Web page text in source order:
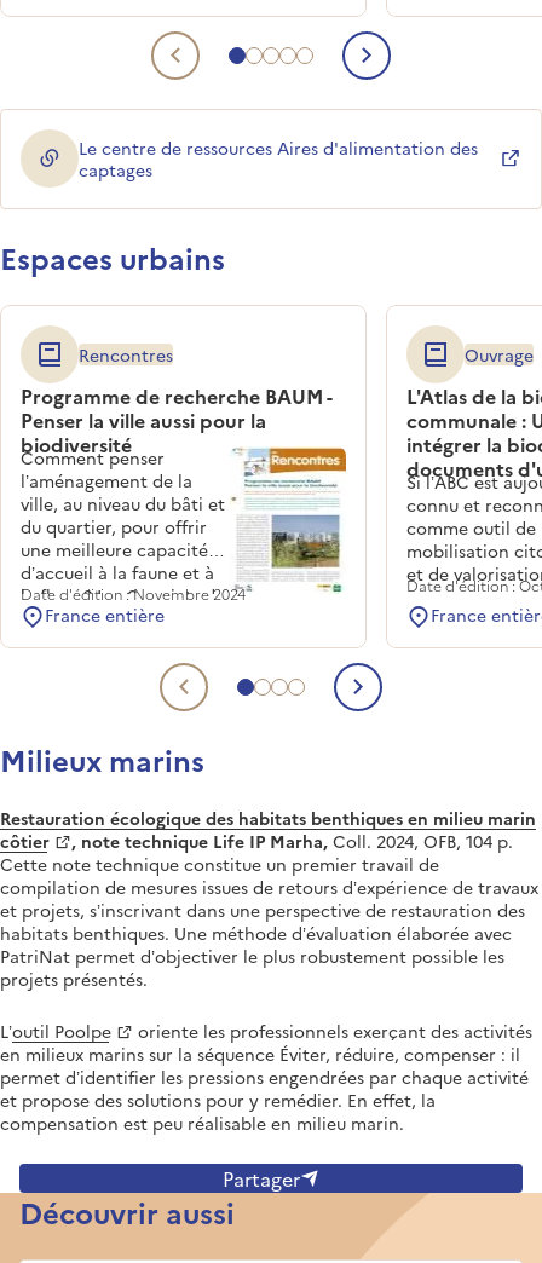
Aller au contenu 1
Aller au contenu 2
Aller au contenu 3
Aller au contenu 4
Aller au contenu 5
d’autres favorisent la biodiversité et
l’utilisent comme une alliée. L’OFB agit
avec le monde agricole et ses
partenaires en faveur de la transition
agroécologique.
Contenu précédent
Contenu
Le centre de ressources Aires d'alimentation des
captages
(ouverture dans une nouvelle fenêtre)
Espaces urbains
Aller au contenu 1
Aller au contenu 2
Aller au contenu 3
Aller au contenu 4
Programme de recherche BAUM -
Penser la ville aussi pour la
biodiversité
Rencontres
Comment penser
l’aménagement de la
ville, au niveau du bâti et
du quartier, pour offrir
une meilleure capacité
d’accueil à la faune et à
la flore ? Les 6 projets de
recherche menés entre
programme BAUM
aménagement urbain et
expérimentant
différentes approches
interrogent le rapport
entre densification du
bâti et préservation de la
biodiversité et
contribuent à (re)nouer
le dialogue entre les
mondes des urbanistes et
des écologues.
Date d'édition : Novembre 2024
France entière
L'Atlas de la
communale :
intégrer la
documents
Ouvrage
Si l’ABC est
connu et
comme outil de
mobilisation
et de
biodiversité
peut l’être
comme outil
Date d'édition :
France
Contenu précédent
Contenu
Milieux marins
Restauration écologique des habitats benthiques en milieu marin
côtier
, note technique Life IP Marha, Coll. 2024, OFB, 104 p.
Cette note technique constitue un premier travail de
compilation de mesures issues de retours d’expérience de travaux
et projets, s’inscrivant dans une perspective de restauration des
habitats benthiques. Une méthode d’évaluation élaborée avec
PatriNat permet d’objectiver le plus robustement possible les
projets présentés.
L’outil Poolpe
oriente les professionnels exerçant des activités
en milieux marins sur la séquence Éviter, réduire, compenser : il
permet d’identifier les pressions engendrées par chaque activité
et propose des solutions pour y remédier. En effet, la
compensation est peu réalisable en milieu marin.
Partager
Découvrir aussi